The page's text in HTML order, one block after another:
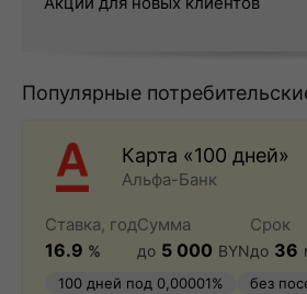
Популярные
Карта «100 дней»
Альфа-Банк
Ставка, год
16.9 %
Сумма
до 5 000 BYN
Срок
до 36
100 дней под 0,00001%
без